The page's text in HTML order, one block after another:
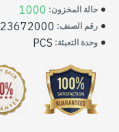
حالة المخزون: 1000
رقم الصنف: 23672000
وحدة التعبئة: PCS